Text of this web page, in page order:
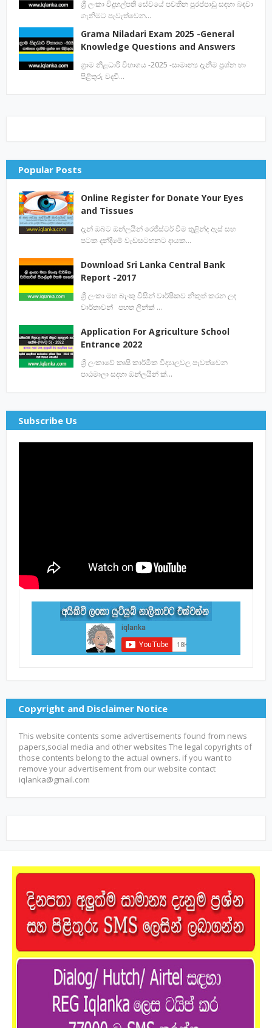
ශ්‍රී ලංකා විදුහල්පති සේවයේ පවතින පුරප්පාඩු සඳහා බඳවා
ගැනිමට පැවැත්වෙන…
Grama Niladari Exam 2025 -General
Knowledge Questions and Answers
ග්‍රාම නිළධාරි විභාගය -2025 -සාමාන්‍ය දැනීම ප්‍රශ්න හා
පිළිතුරු වදවී…
Popular Posts
Online Register for Donate Your Eyes
and Tissues
දැන් ඔබට ඔන්ලයින් රෙජිස්ටර් වීම තුළින්ද ඇස් සහ
පටක දන්දීමේ වැඩසටහනට දායක…
Download Sri Lanka Central Bank
Report -2017
ශ්‍රී ලංකා මහ බැංකු විසින් වාර්ෂිකව නිකුත් කරන ලද
වාර්තාවන් පහත ලින්ක් …
Application For Agriculture School
Entrance 2022
ශ්‍රී ලංකාවේ කෘෂි කාර්මික විද්‍යාලවල පැවත්වෙන
පාඨමාලා සදහා ඔන්ලයින් ක්…
Subscribe Us
Copyright and Disclaimer Notice
This website contents some advertisements found from news
papers,social media and other websites The legal copyrights of
those contents belong to the actual owners. if you want to
remove your advertisement from our website contact
iqlanka@gmail.com